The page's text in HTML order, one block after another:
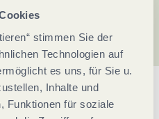
stimmen Sie der
Technologien auf
es uns, für Sie u.
Inhalte und
Funktionen für soziale